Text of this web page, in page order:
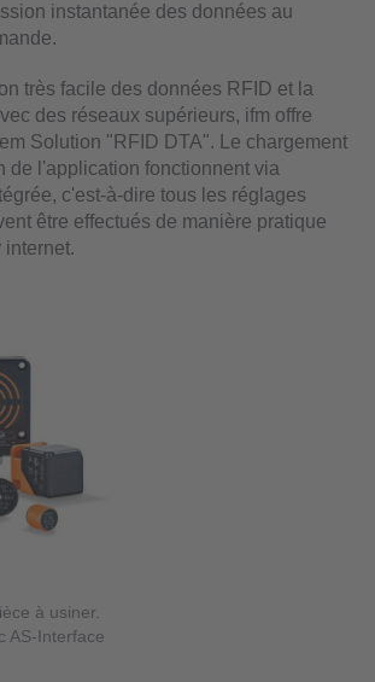
instantanée des données au
très facile des données RFID et la
des réseaux supérieurs, ifm offre
Solution "RFID DTA". Le chargement
de l'application fonctionnent via
c'est-à-dire tous les réglages
être effectués de manière pratique
internet.
à usiner.
AS-Interface